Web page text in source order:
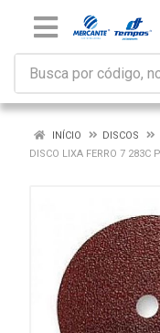
INÍCIO DISCOS
DISCO LIXA FERRO 7 283C